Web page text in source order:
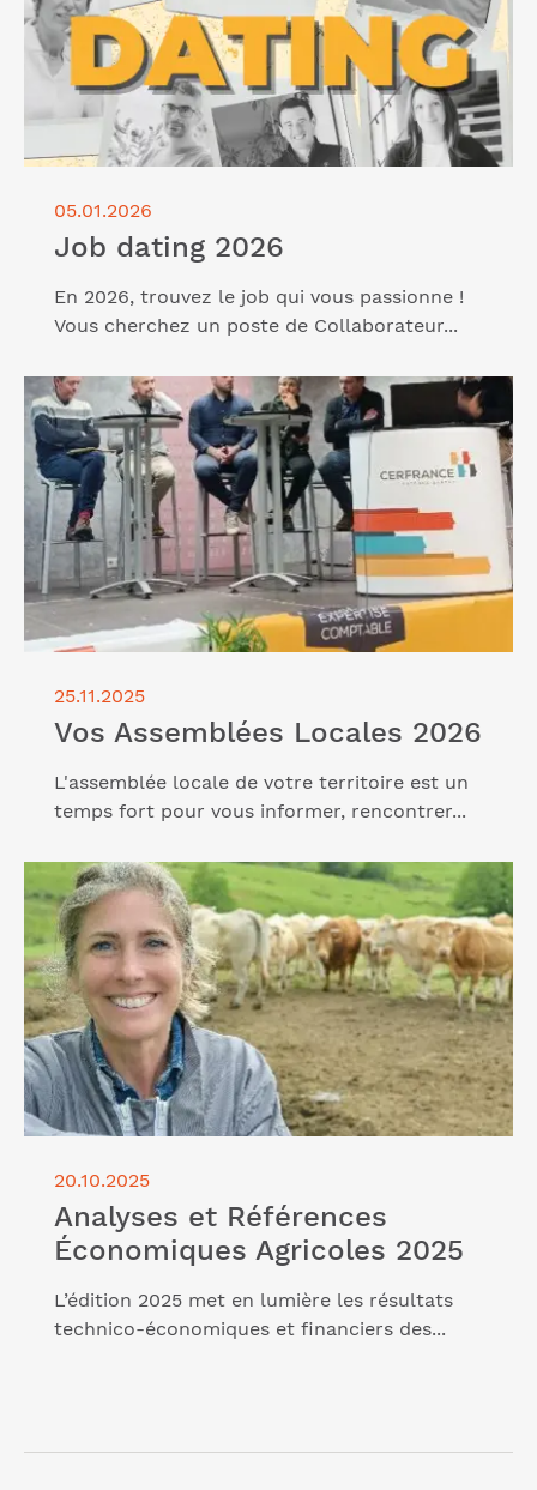
05.01.2026
Job dating 2026
En 2026, trouvez le job qui vous passionne !
Vous cherchez un poste de Collaborateur...
25.11.2025
Vos Assemblées Locales 2026
L'assemblée locale de votre territoire est un
temps fort pour vous informer, rencontrer...
Lire l'article "Vos Assemblées Locales 2026"
20.10.2025
Analyses et Références
Économiques Agricoles 2025
L’édition 2025 met en lumière les résultats
technico-économiques et financiers des...
Lire l'article "Analyses et Références Économiques
Agricoles 2025"